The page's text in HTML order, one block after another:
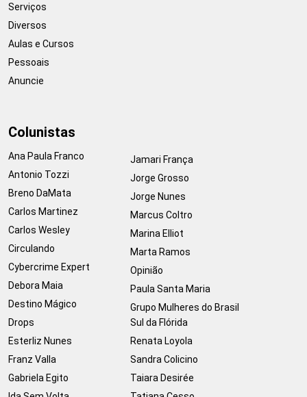
Serviços
Diversos
Aulas e Cursos
Pessoais
Anuncie
Colunistas
Ana Paula Franco
Antonio Tozzi
Breno DaMata
Carlos Martinez
Carlos Wesley
Circulando
Cybercrime Expert
Debora Maia
Destino Mágico
Drops
Esterliz Nunes
Franz Valla
Gabriela Egito
Jamari França
Jorge Grosso
Jorge Nunes
Marcus Coltro
Marina Elliot
Marta Ramos
Opinião
Paula Santa Maria
Grupo Mulheres do Brasil
Sul da Flórida
Renata Loyola
Sandra Colicino
Taiara Desirée